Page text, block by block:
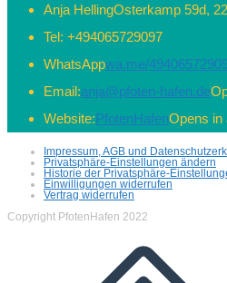
Anja HellingOsterkamp 59d,
Tel: +494065729097
WhatsAppwa.me/
Email:anja@pfoten-hafen.de
Website:PfotenHafenOpens in
Impressum, AGB und
Privatsphäre-Einstellungen ändern
Historie der Privatsphäre-
Einwilligungen widerrufen
Vertrag widerrufen
Copyright PfotenHafen 2022